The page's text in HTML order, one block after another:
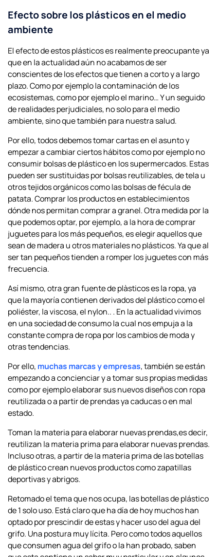
Efecto sobre los plásticos en el medio
ambiente
El efecto de estos plásticos es realmente preocupante ya
que en la actualidad aún no acabamos de ser
conscientes de los efectos que tienen a corto y a largo
plazo. Como por ejemplo la contaminación de los
ecosistemas, como por ejemplo el marino… Y un seguido
de realidades perjudiciales, no solo para el medio
ambiente, sino que también para nuestra salud.
Por ello, todos debemos tomar cartas en el asunto y
empezar a cambiar ciertos hábitos como por ejemplo no
consumir bolsas de plástico en los supermercados. Estas
pueden ser sustituidas por bolsas reutilizables, de tela u
otros tejidos orgánicos como las bolsas de fécula de
patata. Comprar los productos en establecimientos
dónde nos permitan comprar a granel. Otra medida por la
que podemos optar, por ejemplo, a la hora de comprar
juguetes para los más pequeños, es elegir aquellos que
sean de madera u otros materiales no plásticos. Ya que al
ser tan pequeños tienden a romper los juguetes con más
frecuencia.
Así mismo, otra gran fuente de plàsticos es la ropa, ya
que la mayoría contienen derivados del plástico como el
poliéster, la viscosa, el nylon.. . En la actualidad vivimos
en una sociedad de consumo la cual nos empuja a la
constante compra de ropa por los cambios de moda y
otras tendencias.
Por ello, muchas marcas y empresas, también se están
empezando a concienciar y a tomar sus propias medidas
como por ejemplo elaborar sus nuevos diseños con ropa
reutilizada o a partir de prendas ya caducas o en mal
estado.
Toman la materia para elaborar nuevas prendas,es decir,
reutilizan la materia prima para elaborar nuevas prendas.
Incluso otras, a partir de la materia prima de las botellas
de plástico crean nuevos productos como zapatillas
deportivas y abrigos.
Retomado el tema que nos ocupa, las botellas de plástico
de 1 solo uso. Está claro que ha día de hoy muchos han
optado por prescindir de estas y hacer uso del agua del
grifo. Una postura muy lícita. Pero como todos aquellos
que consumen agua del grifo o la han probado, saben